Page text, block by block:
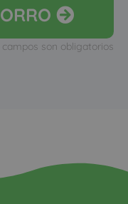
campos son obligatorios